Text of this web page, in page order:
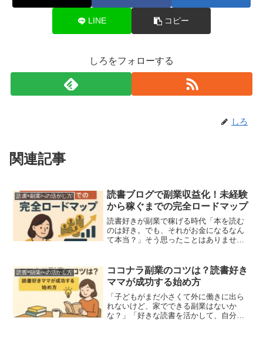
LINE コピー
しろをフォローする
しろ
関連記事
読書×副業への活かし方
読書ブログで副業収益化！未経験
から稼ぐまでの完全ロードマップ
読書好きが副業で稼げる時代「本を読む
のは好き。でも、それがお金になるなん
て本当？」そう思ったことはありません
た。
読書×副業への活かし方
ココナラ副業のコツは？読書好き
ママが成功する始め方
「子どもがまだ小さくて外に働きに出ら
れないけど、家でできる副業はないか
な？」「好きな読書を活かして、自分の